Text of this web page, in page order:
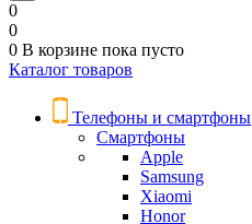
0
0
0 В корзине пока пусто
Каталог товаров
Телефоны и смартфоны
Смартфоны
Apple
Samsung
Xiaomi
Honor